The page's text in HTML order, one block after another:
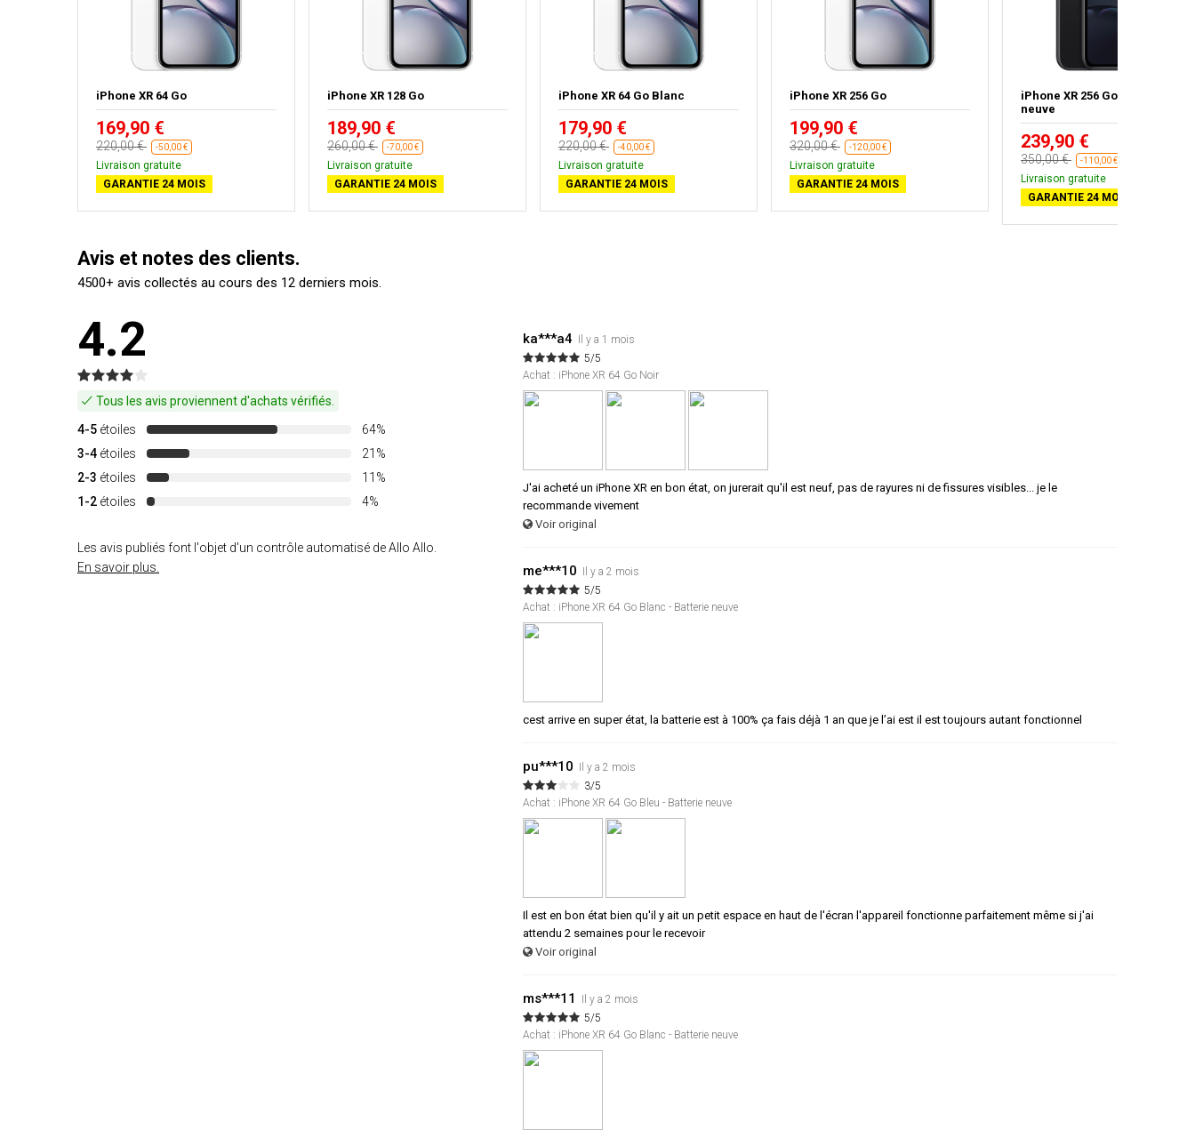
iPhone XR 64 Go
169,90 €
220,00 € -50,00 €
Livraison gratuite
GARANTIE 24 MOIS
iPhone XR 128 Go
189,90 €
260,00 € -70,00 €
Livraison gratuite
GARANTIE 24 MOIS
iPhone XR 64 Go Blanc
179,90 €
220,00 € -40,00 €
Livraison gratuite
GARANTIE 24 MOIS
iPhone XR 256 Go
199,90 €
320,00 € -120,00 €
Livraison gratuite
GARANTIE 24 MOIS
iPhone XR 256 Go Noir -
neuve
239,90 €
350,00 € -110,00 €
Livraison gratuite
GARANTIE 24 MOIS
Avis et notes des clients.
4500+ avis collectés au cours des 12 derniers mois.
4.2
Tous les avis proviennent d'achats vérifiés.
4-5 étoiles
64%
3-4 étoiles
21%
2-3 étoiles
11%
1-2 étoiles 4%
Les avis publiés font l'objet d'un contrôle automatisé de Allo Allo.
En savoir plus.
ka***a4 Il y a 1 mois
5/5
Achat : iPhone XR 64 Go Noir
J'ai acheté un iPhone XR en bon état, on jurerait qu'il est neuf, pas de rayures ni de fissures visibles... je le
recommande vivement
Voir original
me***10 Il y a 2 mois
5/5
Achat : iPhone XR 64 Go Blanc - Batterie neuve
cest arrive en super état, la batterie est à 100% ça fais déjà 1 an que je l’ai est il est toujours autant fonctionnel
pu***10 Il y a 2 mois
3/5
Achat : iPhone XR 64 Go Bleu - Batterie neuve
Il est en bon état bien qu'il y ait un petit espace en haut de l'écran l'appareil fonctionne parfaitement même si j'ai
attendu 2 semaines pour le recevoir
Voir original
ms***11
Il y a 2 mois
5/5
Achat : iPhone XR 64 Go Blanc - Batterie neuve